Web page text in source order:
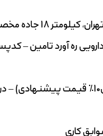
تهران،
پاکت الف – تضمین شرکت در مناقصه
کاری